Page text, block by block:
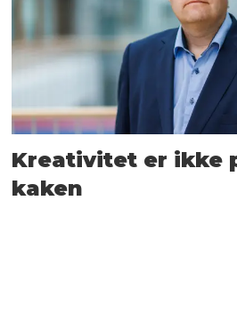
Kreativitet er ikke
kaken